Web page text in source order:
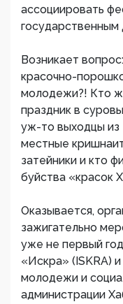
ассоциировать
Возникает
красочно-
молодежи?! Кто
праздник в
уж-то выходцы из
местные
затейники и кто
буйства «красок
Оказывается,
зажигательно
уже не первый
«Искра» (ISKRA)
молодежи и
администрации